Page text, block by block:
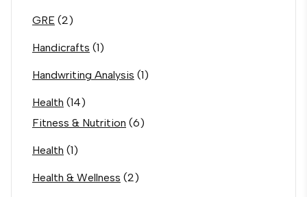
GRE (2)
Handicrafts (1)
Handwriting Analysis (1)
Health (14)
Fitness & Nutrition (6)
Health (1)
Health & Wellness (2)